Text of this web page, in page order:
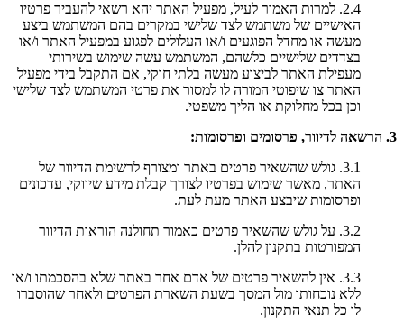
2.4. למרות האמור לעיל, מפעיל האתר יהא רשאי להעביר פרטיו
האישיים של משתמש לצד שלישי במקרים בהם המשתמש ביצע
מעשה או מחדל הפוגעים ו/או העלולים לפגוע במפעיל האתר ו/או
בצדדים שלישיים כלשהם, המשתמש עשה שימוש בשירותי
מעפילת האתר לביצוע מעשה בלתי חוקי, אם התקבל בידי מפעיל
האתר צו שיפוטי המורה לו למסור את פרטי המשתמש לצד שלישי
וכן בכל מחלוקת או הליך משפטי.
3. הרשאה לדיוור, פרסומים ופרסומות:
3.1. גולש שהשאיר פרטים באתר ומצורף לרשימת הדיוור של
האתר, מאשר שימוש בפרטיו לצורך קבלת מידע שיווקי, עדכונים
ופרסומות שיבצע האתר מעת לעת.
3.2. על גולש שהשאיר פרטים כאמור תחולנה הוראות הדיוור
המפורטות בתקנון להלן.
3.3. אין להשאיר פרטים של אדם אחר באתר שלא בהסכמתו ו/או
ללא נוכחותו מול המסך בשעת השארת הפרטים ולאחר שהוסברו
לו כל תנאי התקנון.